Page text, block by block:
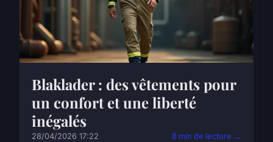
Blaklader : des vêtements pour
un confort et une liberté
inégalés
28/04/2026 17:22 8 min de lecture →